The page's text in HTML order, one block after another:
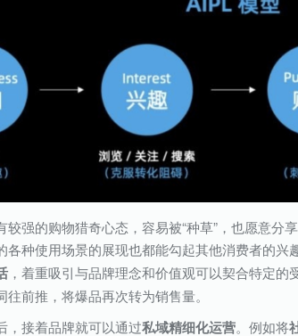
较强的购物猎奇心态，容易被“种草”，也愿意分
各种使用场景的展现也都能勾起其他消费者的兴
，着重吸引与品牌理念和价值观可以契合特定
前推，将爆品再次转为销售量。
，接着品牌就可以通过私域精细化运营。例如将